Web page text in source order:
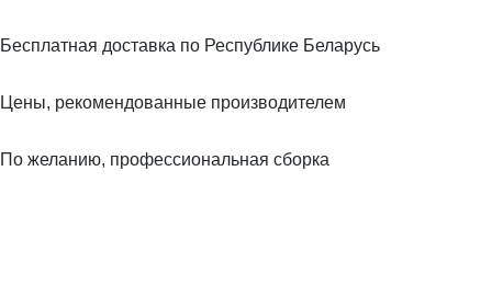
Бесплатная доставка по Республике Беларусь
Цены, рекомендованные производителем
По желанию, профессиональная сборка